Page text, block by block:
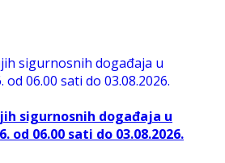
sigurnosnih događaja u
od 06.00 sati do 03.08.2026.